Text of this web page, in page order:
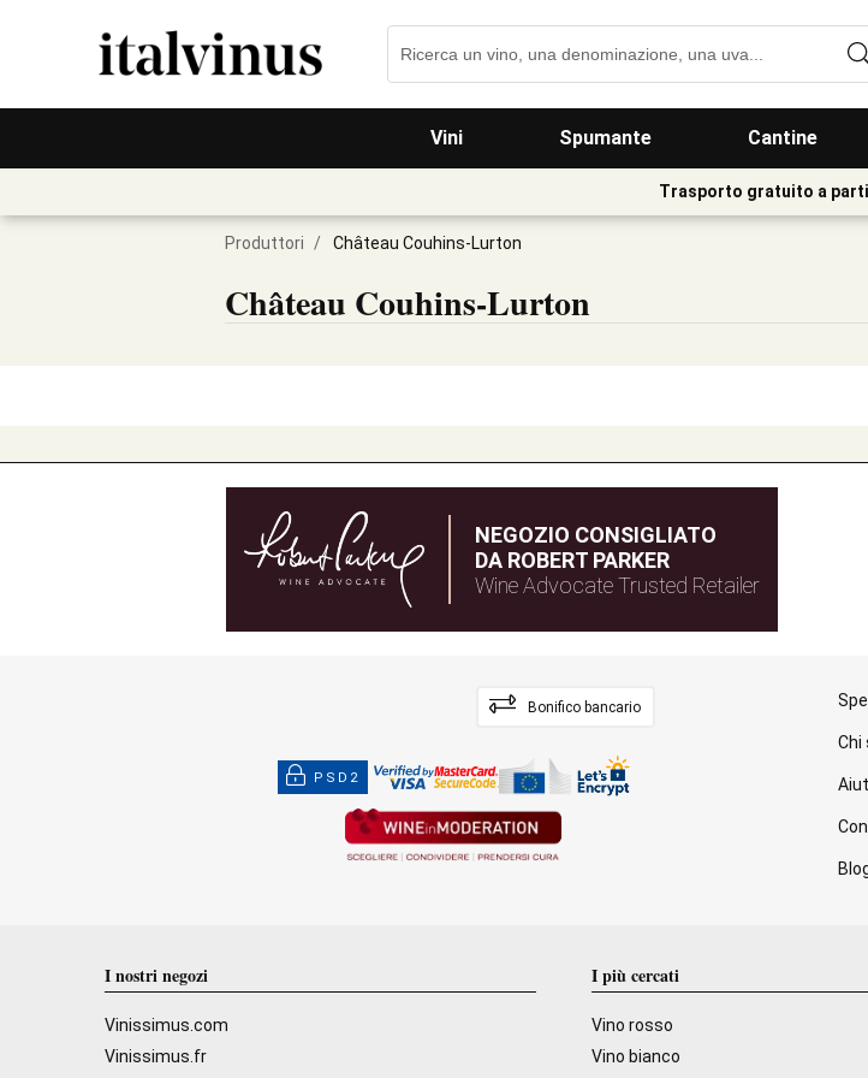
Vini Spumante Cantine
Trasporto gratuito a
Produttori / Château Couhins-Lurton
Château Couhins-Lurton
NEGOZIO CONSIGLIATO
DA ROBERT PARKER
Wine Advocate Trusted Retailer
Bonifico bancario
PSD2
Chi
I nostri negozi
Vinissimus.com
Vinissimus.fr
I più cercati
Vino rosso
Vino bianco